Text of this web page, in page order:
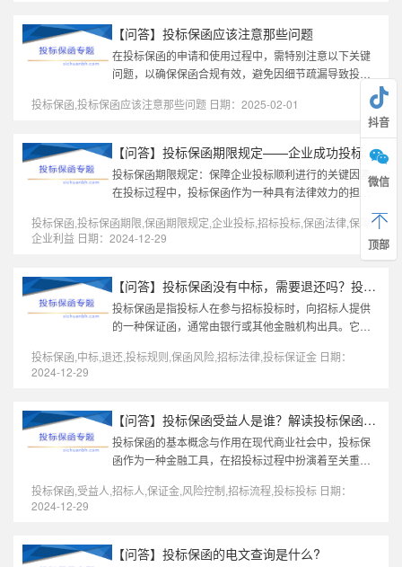
【问答】投标保函应该注意那些问题
在投标保函的申请和使用过程中，需特别注意以下关键
问题，以确保保函合规有效，避免因细节疏漏导致投标
性格式与条款：保函内容（如...
投标保函,投标保函应该注意那些问题 日期：2025-02-01
【问答】投标保函期限规定——企业成功投标的关键保障
投标保函期限规定：保障企业投标顺利进行的关键因素
在投标过程中，投标保函作为一种具有法律效力的担保
证明投标人履约能力，以防止...
投标保函,投标保函期限,保函期限规定,企业投标,招标投标,保函法律,保障
企业利益 日期：2024-12-29
【问答】投标保函没有中标，需要退还吗？投标保函的常见误区与应...
投标保函是指投标人在参与招标投标时，向招标人提供
的一种保证函，通常由银行或其他金融机构出具。它的
保在投标过程中投标人不会随...
投标保函,中标,退还,投标规则,保函风险,招标法律,投标保证金 日期：
2024-12-29
【问答】投标保函受益人是谁？解读投标保函的核心要素
投标保函的基本概念与作用在现代商业社会中，投标保
函作为一种金融工具，在招投标过程中扮演着至关重要
力，还能在一定程度上为招标人...
投标保函,受益人,招标人,保证金,风险控制,招标流程,投标投标 日期：
2024-12-29
【问答】投标保函的电文查询是什么?
抖音
微信
顶部